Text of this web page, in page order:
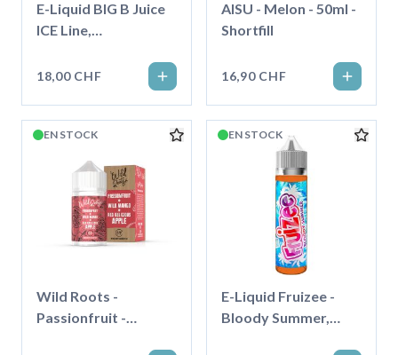
E-Liquid BIG B Juice
ICE Line,
''Shortfill''
18,00 CHF
AISU - Melon - 50ml -
Shortfill
16,90 CHF
EN STOCK
Wild Roots -
Passionfruit -
EN STOCK
E-Liquid Fruizee -
Bloody Summer,